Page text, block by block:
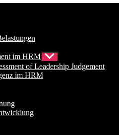
im HRM Untermenü
anzeigen
of Leadership Judgement
im HRM